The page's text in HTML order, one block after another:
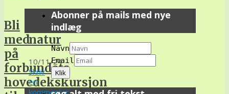
Bli
med
på
forbundets
hovedekskursjon
Vejkanternes
natur
10/11/24
Skriv
en
kommentar
Abonner på mails med nye
indlæg
Navn
Email